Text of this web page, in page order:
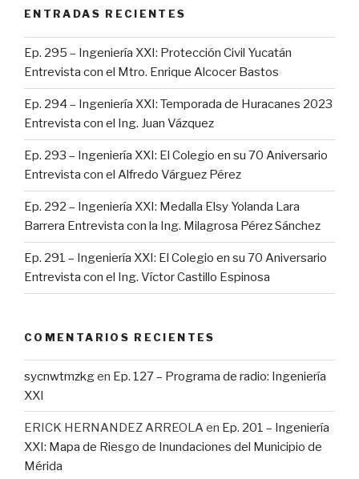
ENTRADAS RECIENTES
Ep. 295 – Ingeniería XXI: Protección Civil Yucatán
Entrevista con el Mtro. Enrique Alcocer Bastos
Ep. 294 – Ingeniería XXI: Temporada de Huracanes 2023
Entrevista con el Ing. Juan Vázquez
Ep. 293 – Ingeniería XXI: El Colegio en su 70 Aniversario
Entrevista con el Alfredo Várguez Pérez
Ep. 292 – Ingeniería XXI: Medalla Elsy Yolanda Lara
Barrera Entrevista con la Ing. Milagrosa Pérez Sánchez
Ep. 291 – Ingeniería XXI: El Colegio en su 70 Aniversario
Entrevista con el Ing. Víctor Castillo Espinosa
COMENTARIOS RECIENTES
sycnwtmzkgen Ep. 127 – Programa de radio: Ingeniería
XXI
ERICK HERNANDEZ ARREOLAen Ep. 201 – Ingeniería
XXI: Mapa de Riesgo de Inundaciones del Municipio de
Mérida